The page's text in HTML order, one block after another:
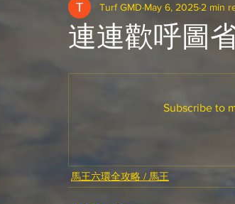
戈登說馬事 / 馬王哥頓 三 T 大茶飯 /
Saudi Cup 沙地盃
連連歡呼圖
Turf GMD May 6, 2025 2 min
Subscribe to
馬王六環全攻略 / 馬王